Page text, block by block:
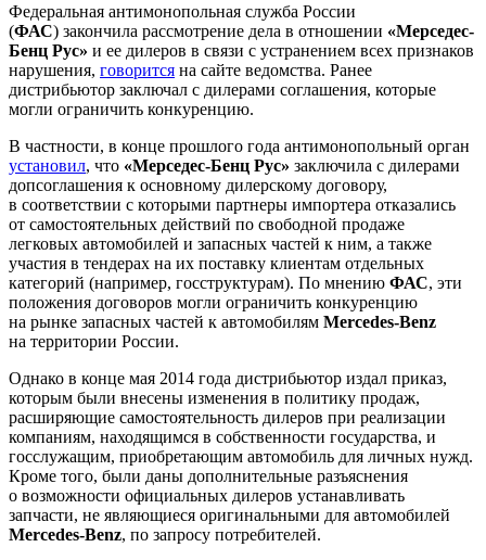
Федеральная антимонопольная служба России
(ФАС) закончила рассмотрение дела в отношении «Мерседес-
Бенц Рус» и ее дилеров в связи с устранением всех признаков
нарушения, говорится на сайте ведомства. Ранее
дистрибьютор заключал с дилерами соглашения, которые
могли ограничить конкуренцию.
В частности, в конце прошлого года антимонопольный орган
установил, что «Мерседес-Бенц Рус» заключила с дилерами
допсоглашения к основному дилерскому договору,
в соответствии с которыми партнеры импортера отказались
от самостоятельных действий по свободной продаже
легковых автомобилей и запасных частей к ним, а также
участия в тендерах на их поставку клиентам отдельных
категорий (например, госструктурам). По мнению ФАС, эти
положения договоров могли ограничить конкуренцию
на рынке запасных частей к автомобилям Mercedes-Benz
на территории России.
Однако в конце мая 2014 года дистрибьютор издал приказ,
которым были внесены изменения в политику продаж,
расширяющие самостоятельность дилеров при реализации
компаниям, находящимся в собственности государства, и
госслужащим, приобретающим автомобиль для личных нужд.
Кроме того, были даны дополнительные разъяснения
о возможности официальных дилеров устанавливать
запчасти, не являющиеся оригинальными для автомобилей
Mercedes-Benz, по запросу потребителей.